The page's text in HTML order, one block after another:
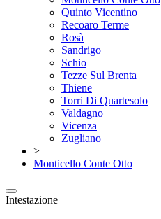
Quinto Vicentino
Recoaro Terme
Rosà
Sandrigo
Schio
Tezze Sul Brenta
Thiene
Torri Di Quartesolo
Valdagno
Vicenza
Zugliano
>
Monticello Conte Otto
Intestazione